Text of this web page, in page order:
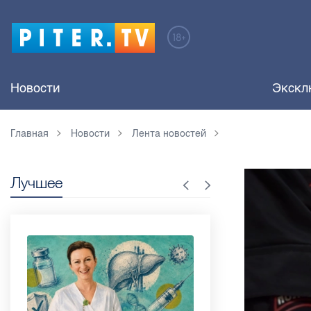
Новости
Главная Новости Лента новостей
Лучшее